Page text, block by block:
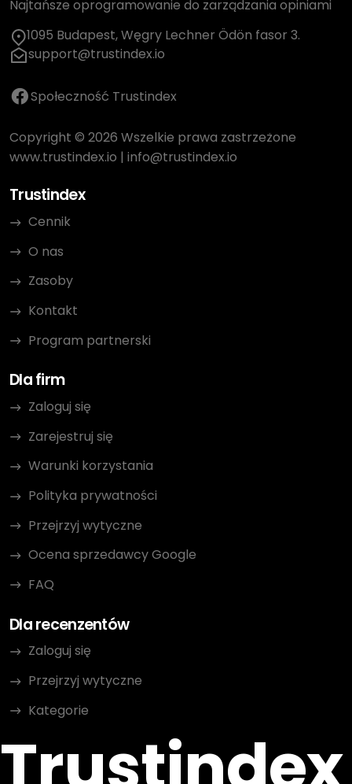
Najtańsze oprogramowanie do zarządzania opiniami
1095 Budapest, Węgry Lechner Ödön fasor 3.
support@trustindex.io
Społeczność Trustindex
Copyright © 2026 Wszelkie prawa zastrzeżone
www.trustindex.io | info@trustindex.io
Trustindex
Cennik
O nas
Zasoby
Kontakt
Program partnerski
Dla firm
Zaloguj się
Zarejestruj się
Warunki korzystania
Polityka prywatności
Przejrzyj wytyczne
Ocena sprzedawcy Google
FAQ
Dla recenzentów
Zaloguj się
Przejrzyj wytyczne
Kategorie